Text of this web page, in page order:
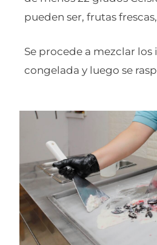
pueden ser, frutas
Se procede a mezclar
congelada y luego se